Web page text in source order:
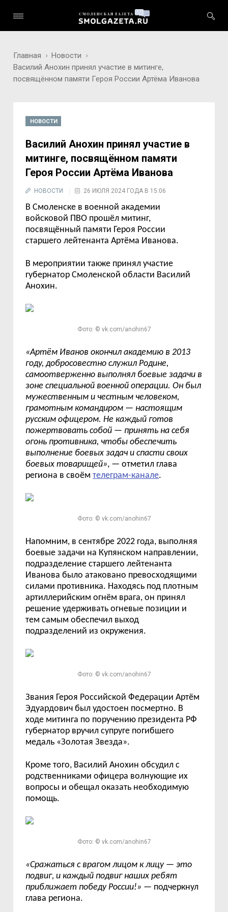
Главная
Новости
Василий Анохин принял участие в митинге,
посвящённом памяти Героя России Артёма Иванова
НОВОСТИ
Василий Анохин принял участие в
митинге, посвящённом памяти
Героя России Артёма Иванова
НОВОСТИ 26 ИЮЛЯ 2024 ГОДА В 15:06
В Смоленске в военной академии
войсковой ПВО прошёл митинг,
посвящённый памяти Героя России
старшего лейтенанта Артёма Иванова.
В мероприятии также принял участие
губернатор Смоленской области Василий
Анохин.
Фото: © vk.com/anohin67
«Артём Иванов окончил академию в 2013
году, добросовестно служил Родине,
самоотверженно выполнял боевые задачи в
зоне специальной военной операции. Он был
мужественным и честным человеком,
грамотным командиром — настоящим
русским офицером. Не каждый готов
пожертвовать собой — принять на себя
огонь противника, чтобы обеспечить
выполнение боевых задач и спасти своих
боевых товарищей», — отметил глава
региона в своёмтелеграм-канале.
Фото: © vk.com/anohin67
Напомним, в сентябре 2022 года, выполняя
боевые задачи на Купянском направлении,
подразделение старшего лейтенанта
Иванова было атаковано превосходящими
силами противника. Находясь под плотным
артиллерийским огнём врага, он принял
решение удерживать огневые позиции и
тем самым обеспечил выход
подразделений из окружения.
Фото: © vk.com/anohin67
Звания Героя Российской Федерации Артём
Эдуардович был удостоен посмертно. В
ходе митинга по поручению президента РФ
губернатор вручил супруге погибшего
медаль «Золотая Звезда».
Кроме того, Василий Анохин обсудил с
родственниками офицера волнующие их
вопросы и обещал оказать необходимую
помощь.
Фото: © vk.com/anohin67
«Сражаться с врагом лицом к лицу — это
подвиг, и каждый подвиг наших ребят
приближает победу России!» — подчеркнул
глава региона.